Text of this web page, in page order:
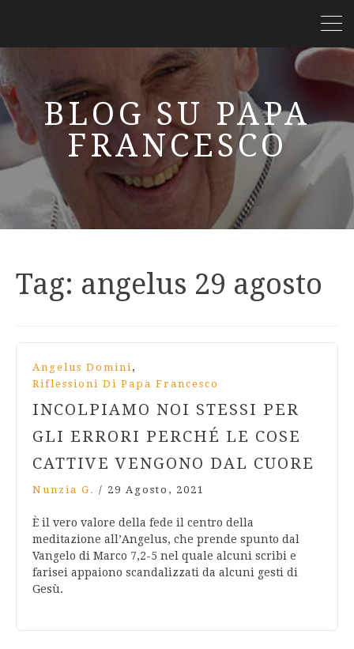
BLOG SU PAPA
FRANCESCO
Tag: angelus 29 agosto
Angelus Domini,
Riflessioni Di Papa Francesco
INCOLPIAMO NOI STESSI PER
GLI ERRORI PERCHÉ LE COSE
CATTIVE VENGONO DAL CUORE
Nunzia G. / 29 Agosto, 2021
È il vero valore della fede il centro della
meditazione all’Angelus, che prende spunto dal
Vangelo di Marco 7,2-5 nel quale alcuni scribi e
farisei appaiono scandalizzati da alcuni gesti di
Gesù.